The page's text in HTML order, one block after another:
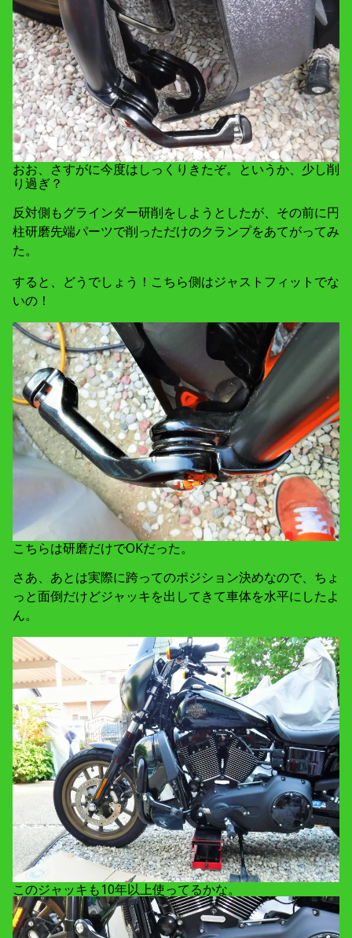
おお、さすがに今度はしっくりきたぞ。というか、少し削
り過ぎ？
反対側もグラインダー研削をしようとしたが、その前に円
柱研磨先端パーツで削っただけのクランプをあてがってみ
た。
すると、どうでしょう！こちら側はジャストフィットでな
いの！
こちらは研磨だけでOKだった。
さあ、あとは実際に跨ってのポジション決めなので、ちょ
っと面倒だけどジャッキを出してきて車体を水平にしたよ
ん。
このジャッキも10年以上使ってるかな。